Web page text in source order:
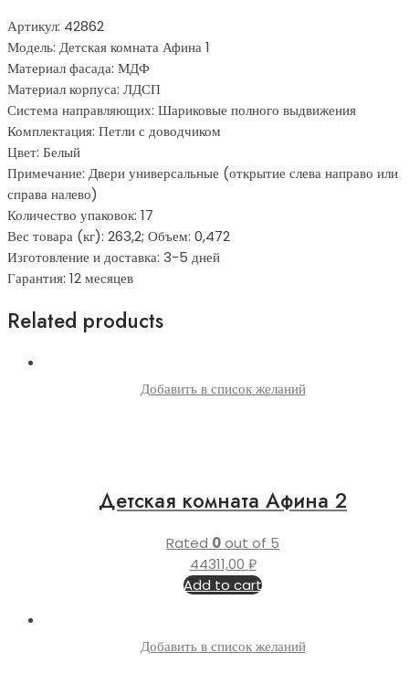
Артикул: 42862
Модель: Детская комната Афина 1
Материал фасада: МДФ
Материал корпуса: ЛДСП
Система направляющих: Шариковые полного выдвижения
Комплектация: Петли с доводчиком
Цвет: Белый
Примечание: Двери универсальные (открытие слева направо или
справа налево)
Количество упаковок: 17
Вес товара (кг): 263,2; Объем: 0,472
Изготовление и доставка: 3-5 дней
Гарантия: 12 месяцев
Related products
Добавить в список желаний
Детская комната Афина 2
Rated 0out of 5
44311,00 ₽
Add to cart
Добавить в список желаний